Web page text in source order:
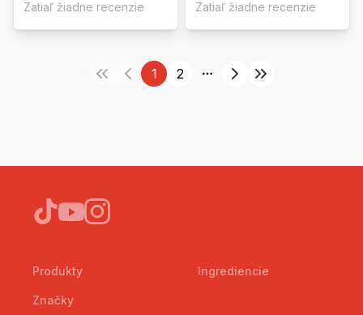
Zatiaľ žiadne recenzie Zatiaľ žiadne recenzie
1 2
More pages
Produkty
Značky
Ingrediencie